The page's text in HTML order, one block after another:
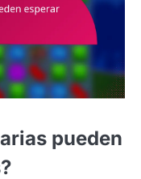
pueden